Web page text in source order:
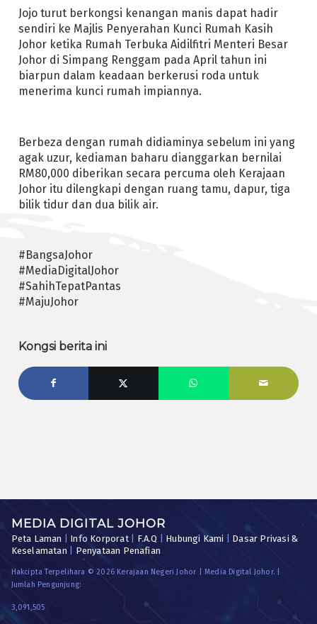
Jojo turut berkongsi kenangan manis dapat hadir
sendiri ke Majlis Penyerahan Kunci Rumah Kasih
Johor ketika Rumah Terbuka Aidilfitri Menteri Besar
Johor di Simpang Renggam pada April tahun ini
biarpun dalam keadaan berkerusi roda untuk
menerima kunci rumah impiannya.
Berbeza dengan rumah didiaminya sebelum ini yang
agak uzur, kediaman baharu dianggarkan bernilai
RM80,000 diberikan secara percuma oleh Kerajaan
Johor itu dilengkapi dengan ruang tamu, dapur, tiga
bilik tidur dan dua bilik air.
#BangsaJohor
#MediaDigitalJohor
#SahihTepatPantas
#MajuJohor
Kongsi berita ini
MEDIA DIGITAL JOHOR
Peta Laman Info Korporat| F.A.Q Hubungi Kami
Dasar Privasi &
Keselamatan
Penyataan Penafian
Hakcipta Terpelihara © 2026 Kerajaan Negeri Johor | Media Digital Johor. |
Jumlah Pengunjung:
3,091,505